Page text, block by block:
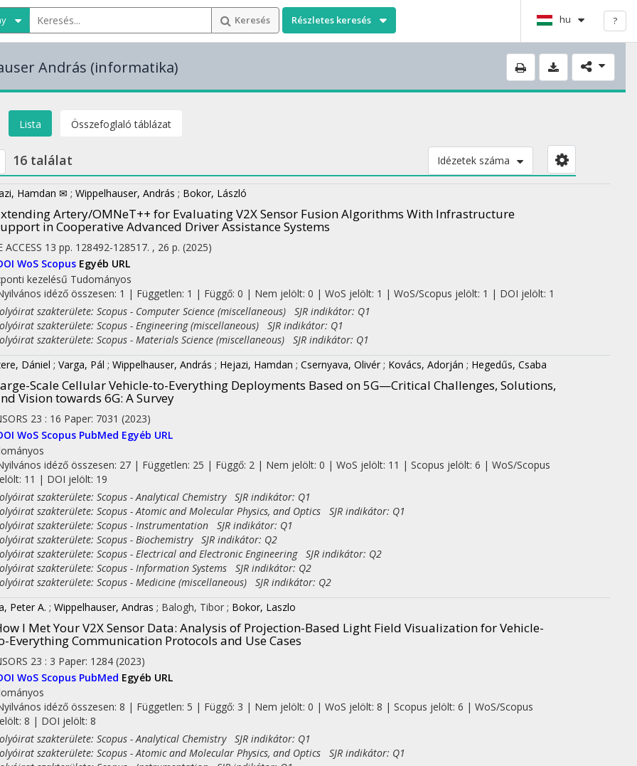
Keresés Részletes keresés hu ?
András (informatika)
Lista Összefoglaló táblázat
16 találat Idézetek száma
Hamdan ✉ ; Wippelhauser, András ; Bokor, László
Artery/OMNeT++ for Evaluating V2X Sensor Fusion Algorithms With Infrastructure
in Cooperative Advanced Driver Assistance Systems
ACCESS 13 pp. 128492-128517. , 26 p. (2025)
WoS Scopus Egyéb URL
kezelésű Tudományos
idéző összesen: 1 | Független: 1 | Függő: 0 | Nem jelölt: 0 | WoS jelölt: 1 | WoS/Scopus jelölt: 1 | DOI jelölt: 1
szakterülete: Scopus - Computer Science (miscellaneous) SJR indikátor: Q1
szakterülete: Scopus - Engineering (miscellaneous) SJR indikátor: Q1
szakterülete: Scopus - Materials Science (miscellaneous) SJR indikátor: Q1
Dániel ; Varga, Pál ; Wippelhauser, András ; Hejazi, Hamdan ; Csernyava, Olivér ; Kovács, Adorján ; Hegedűs, Csaba
Scale Cellular Vehicle-to-Everything Deployments Based on 5G—Critical Challenges, Solutions,
Vision towards 6G: A Survey
23 : 16 Paper: 7031 (2023)
WoS Scopus PubMed Egyéb URL
idéző összesen: 27| Független: 25 | Függő: 2 | Nem jelölt: 0 | WoS jelölt: 11 | Scopus jelölt: 6 | WoS/Scopus
11 | DOI jelölt: 19
szakterülete: Scopus - Analytical Chemistry SJR indikátor: Q1
szakterülete: Scopus - Atomic and Molecular Physics, and Optics SJR indikátor: Q1
szakterülete: Scopus - Instrumentation SJR indikátor: Q1
szakterülete: Scopus - Biochemistry SJR indikátor: Q2
szakterülete: Scopus - Electrical and Electronic Engineering SJR indikátor: Q2
szakterülete: Scopus - Information Systems SJR indikátor: Q2
szakterülete: Scopus - Medicine (miscellaneous) SJR indikátor: Q2
Peter A. ; Wippelhauser, Andras ; Balogh, Tibor ; Bokor, Laszlo
I Met Your V2X Sensor Data: Analysis of Projection-Based Light Field Visualization for Vehicle-
Everything Communication Protocols and Use Cases
23 : 3 Paper: 1284 (2023)
WoS Scopus PubMed Egyéb URL
idéző összesen: 8 | Független: 5 | Függő: 3 | Nem jelölt: 0 | WoS jelölt: 8 | Scopus jelölt: 6 | WoS/Scopus
8 | DOI jelölt: 8
szakterülete: Scopus - Analytical Chemistry SJR indikátor: Q1
szakterülete: Scopus - Atomic and Molecular Physics, and Optics SJR indikátor: Q1